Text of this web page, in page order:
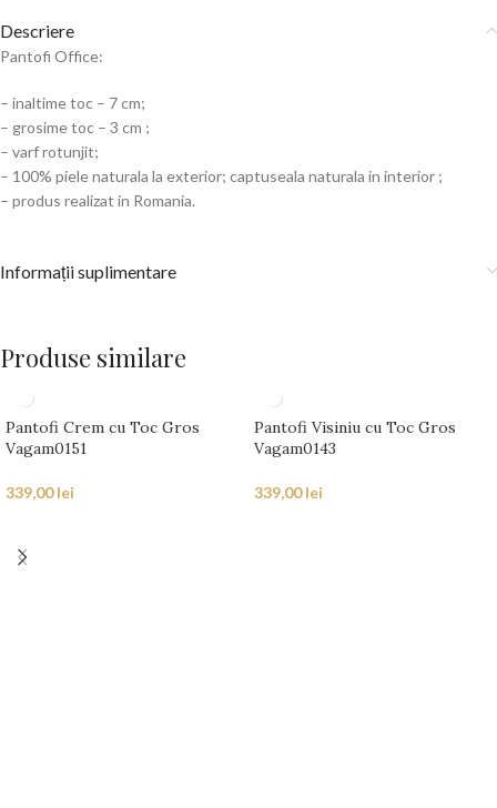
Descriere
Pantofi Office:
– inaltime toc – 7 cm;
– grosime toc – 3 cm ;
– varf rotunjit;
– 100% piele naturala la exterior; captuseala naturala in interior ;
– produs realizat in Romania.
Informații suplimentare
Produse similare
Pantofi Crem cu Toc Gros
Vagam0151
339,00lei
Pantofi Visiniu cu Toc Gros
Vagam0143
339,00lei